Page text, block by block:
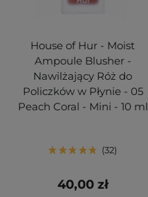
House of Hur - Moist
Ampoule Blusher -
Nawilżający Róż do
Policzków w Płynie - 05
Peach Coral - Mini - 10 ml
32
40,00 zł